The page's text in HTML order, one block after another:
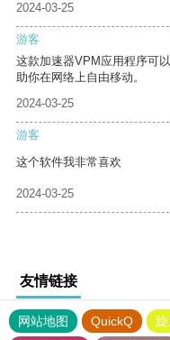
2024-03-25
游客
这款加速器VPM应用程序可
助你在网络上自由移动。
2024-03-25
游客
这个软件我非常喜欢
2024-03-25
友情链接
网站地图 QuickQ